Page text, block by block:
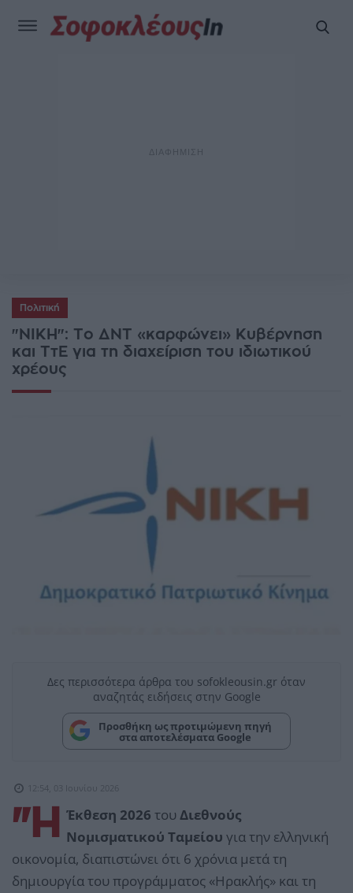
Πολιτική
"ΝΙΚΗ": Το ΔΝΤ «καρφώνει» Κυβέρνηση
και ΤτΕ για τη διαχείριση του ιδιωτικού
χρέους
Δες περισσότερα άρθρα του sofokleousin.gr όταν
αναζητάς ειδήσεις στην Google
Προσθήκη ως προτιμώμενη πηγή
στα αποτελέσματα Google
12:54, 03 Ιουνίου 2026
"Η Έκθεση 2026 του Διεθνούς
Νομισματικού Ταμείου για την ελληνική
οικονομία, διαπιστώνει ότι 6 χρόνια μετά τη
δημιουργία του προγράμματος «Ηρακλής» και τη